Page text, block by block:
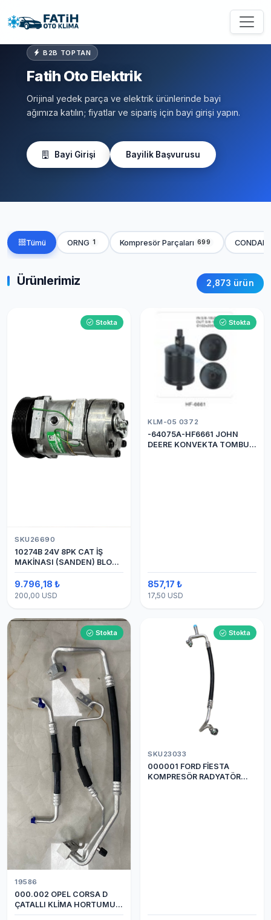
B2B TOPTAN
Fatih Oto Elektrik
Orijinal yedek parça ve elektrik ürünlerinde bayi
ağımıza katılın; fiyatlar ve sipariş için bayi girişi yapın.
Bayi Girişi Bayilik Başvurusu
Tümü ORNG 1 Kompresör Parçaları 699
Ürünlerimiz 2,873 ürün
Stokta
SKU26690
10274B 24V 8PK CAT İŞ
MAKİNASI (SANDEN) BLOK
SAPLAMALI KLİMA
KOMPRESÖRÜ 7H15
9.796,18 ₺
200,00 USD
Stokta
KLM-05 0372
-64075A-HF6661 JOHN
DEERE KONVEKTA TOMBUL
857,17 ₺
17,50 USD
Stokta
19586
000.002 OPEL CORSA D
ÇATALLI KLİMA HORTUMU
(OEM:1320335)
Stokta
SKU23033
000001 FORD FİESTA
KOMPRESÖR RADYATÖR